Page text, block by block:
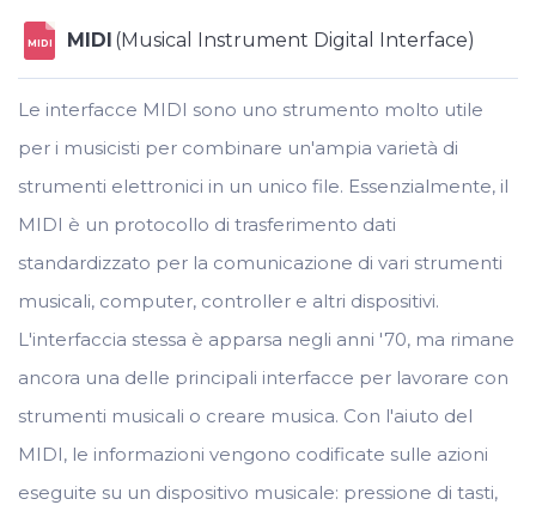
MIDI MIDI (Musical Instrument Digital Interface)
Le interfacce MIDI sono uno strumento molto utile
per i musicisti per combinare un'ampia varietà di
strumenti elettronici in un unico file. Essenzialmente, il
MIDI è un protocollo di trasferimento dati
standardizzato per la comunicazione di vari strumenti
musicali, computer, controller e altri dispositivi.
L'interfaccia stessa è apparsa negli anni '70, ma rimane
ancora una delle principali interfacce per lavorare con
strumenti musicali o creare musica. Con l'aiuto del
MIDI, le informazioni vengono codificate sulle azioni
eseguite su un dispositivo musicale: pressione di tasti,